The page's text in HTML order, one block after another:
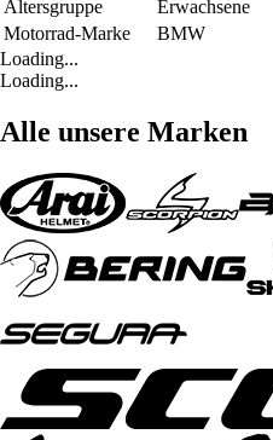
Altersgruppe
Erwachsene
Motorrad-Marke
BMW
Loading...
Loading...
Alle unsere Marken